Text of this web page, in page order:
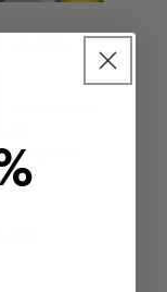
vacío
puerta a
rápidos,